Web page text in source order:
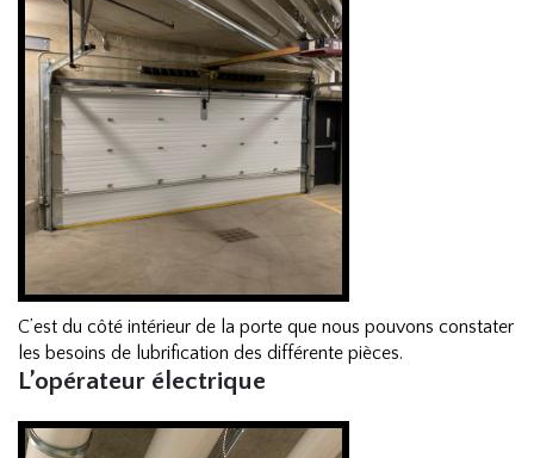
C’est du côté intérieur de la porte que nous pouvons constater
les besoins de lubrification des différente pièces.
L’opérateur électrique